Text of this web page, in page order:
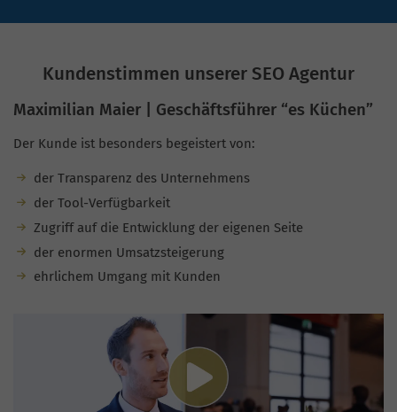
Kundenstimmen unserer SEO Agentur
Maximilian Maier | Geschäftsführer “es Küchen”
Der Kunde ist besonders begeistert von:
der Transparenz des Unternehmens
der Tool-Verfügbarkeit
Zugriff auf die Entwicklung der eigenen Seite
der enormen Umsatzsteigerung
ehrlichem Umgang mit Kunden